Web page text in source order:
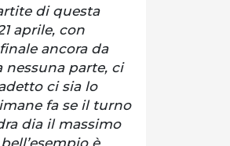
di questa
aprile, con
ancora da
nessuna parte, ci
ci sia lo
fa se il turno
dia il massimo
è